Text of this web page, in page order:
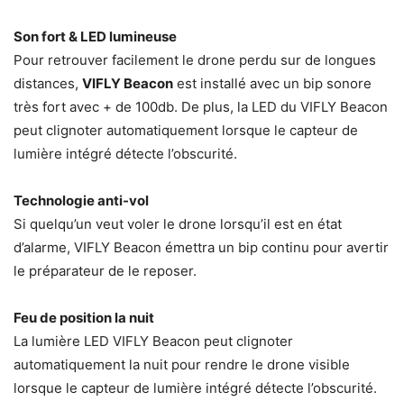
Son fort & LED lumineuse
Pour retrouver facilement le drone perdu sur de longues
distances, VIFLY Beacon est installé avec un bip sonore
très fort avec + de 100db. De plus, la LED du VIFLY Beacon
peut clignoter automatiquement lorsque le capteur de
lumière intégré détecte l’obscurité.
Technologie anti-vol
Si quelqu’un veut voler le drone lorsqu’il est en état
d’alarme, VIFLY Beacon émettra un bip continu pour avertir
le préparateur de le reposer.
Feu de position la nuit
La lumière LED VIFLY Beacon peut clignoter
automatiquement la nuit pour rendre le drone visible
lorsque le capteur de lumière intégré détecte l’obscurité.